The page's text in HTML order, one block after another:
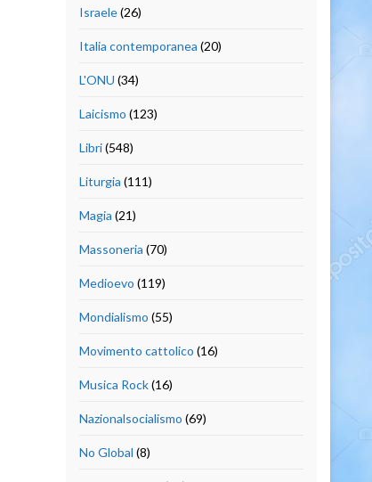
Israele(26)
Italia contemporanea (20)
L'ONU (34)
Laicismo (123)
Libri(548)
Liturgia (111)
Magia (21)
Massoneria (70)
Medioevo (119)
Mondialismo (55)
Movimento cattolico (16)
Musica Rock(16)
Nazionalsocialismo (69)
No Global (8)